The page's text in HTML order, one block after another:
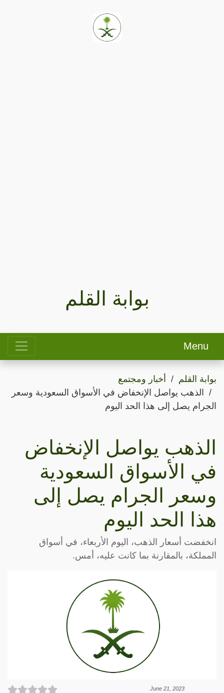
بوابة القلم
Menu
بوابة القلم
أخبار ومجتمع
الذهب يواصل الإنخفاض في الأسواق السعودية وسعر
الجرام يصل إلى هذا الحد اليوم
الذهب يواصل الإنخفاض
في الأسواق السعودية
وسعر الجرام يصل إلى
هذا الحد اليوم
انخفضت أسعار الذهب، اليوم الأربعاء، في أسواق
المملكة، بالمقارنة بما كانت عليه، أمس.
June 21, 2023